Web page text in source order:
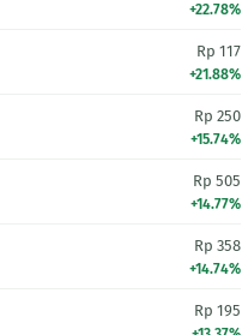
+22.78%
Rp 117
+21.88%
Rp 250
+15.74%
Rp 505
+14.77%
Rp 358
+14.74%
Rp 195